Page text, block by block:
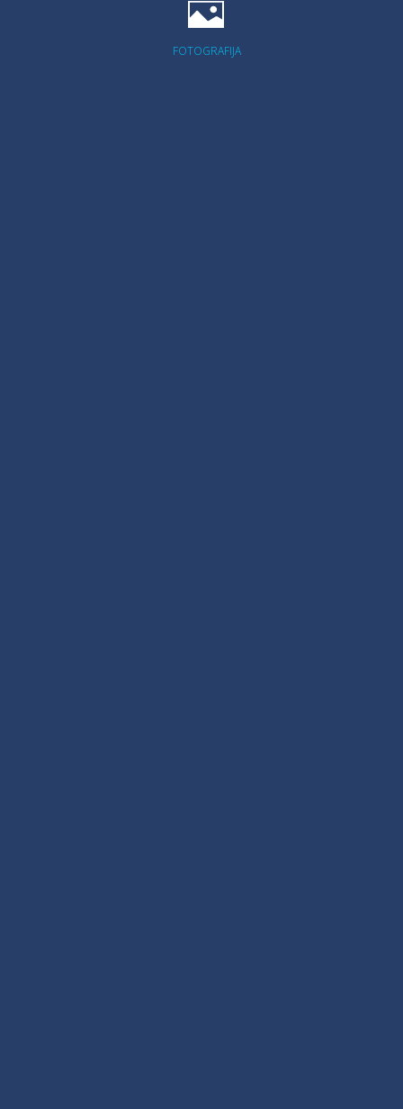
FOTOGRAFIJA